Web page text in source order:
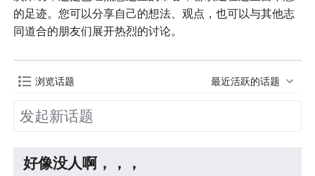
的足迹。您可以分享自己的想法、观点，也可以与其他志
同道合的朋友们展开热烈的讨论。
浏览话题 最近活跃的话题
好像没人啊，，，